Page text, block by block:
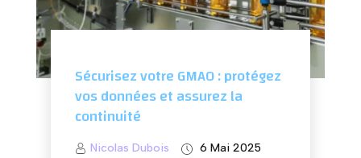
Sécurisez votre GMAO : protégez
vos données et assurez la
continuité
Nicolas Dubois 6 Mai 2025